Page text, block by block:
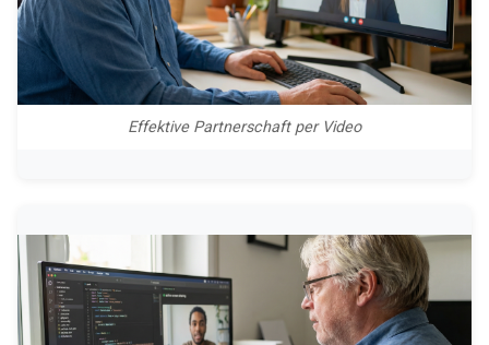
Effektive Partnerschaft per Video